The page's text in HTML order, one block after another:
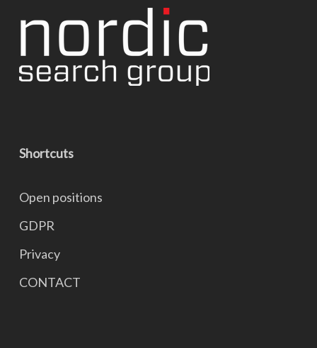
Shortcuts
Open positions
GDPR
Privacy
CONTACT